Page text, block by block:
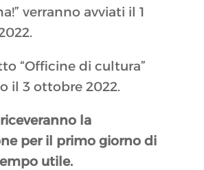
verranno avviati il 1
“Officine di cultura”
il 3 ottobre 2022.
la
per il primo giorno di
utile.